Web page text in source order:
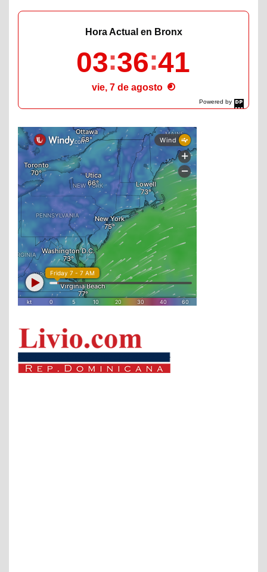
Powered by
DaysPedia.com
Hora Actual en Bronx
03 36 43
vie, 7 de agosto